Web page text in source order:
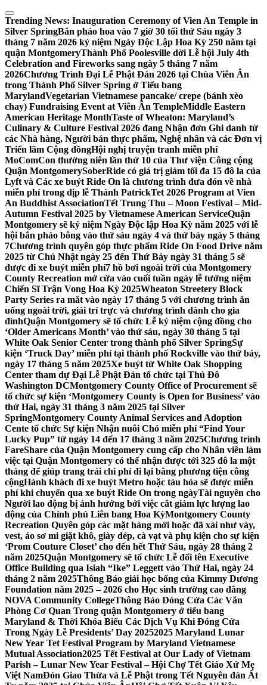
Skip
to
content
Trending News: Inauguration Ceremony of Vien An Temple in
Silver SpringBắn pháo hoa vào 7 giờ 30 tối thứ Sáu ngày 3
tháng 7 năm 2026 kỷ niệm Ngày Độc Lập Hoa Kỳ 250 năm tại
quận MontgomeryThành Phố Poolesville dời Lễ hội July 4th
Celebration and Fireworks sang ngày 5 tháng 7 năm
2026Chương Trình Đại Lễ Phật Đản 2026 tại Chùa Viên Ân
trong Thành Phố Silver Spring ở Tiểu bang
MarylandVegetarian Vietnamese pancake/ crepe (bánh xèo
chay) Fundraising Event at Viên Ân TempleMiddle Eastern
American Heritage MonthTaste of Wheaton: Maryland’s
Culinary & Culture Festival 2026 đang Nhận đơn Ghi danh từ
các Nhà hàng, Người bán thực phẩm, Nghệ nhân và các Đơn vị
Triển lãm Cộng đồngHội nghị truyện tranh miễn phí
MoComCon thường niên lần thứ 10 của Thư viện Công cộng
Quận MontgomerySoberRide có giá trị giảm tối đa 15 đô la của
Lyft và Các xe buýt Ride On là chương trình đưa đón về nhà
miễn phí trong dịp lễ Thánh PatrickTet 2026 Program at Vien
An Buddhist AssociationTết Trung Thu – Moon Festival – Mid-
Autumn Festival 2025 by Vietnamese American ServiceQuận
Montgomery sẽ kỷ niệm Ngày Độc lập Hoa Kỳ năm 2025 với lễ
hội bắn pháo bông vào thứ sáu ngày 4 và thứ bảy ngày 5 tháng
7Chương trình quyên góp thực phẩm Ride On Food Drive năm
2025 từ Chủ Nhật ngày 25 đến Thứ Bảy ngày 31 tháng 5 sẽ
được đi xe buýt miễn phí7 hồ bơi ngoài trời của Montgomery
County Recreation mở cửa vào cuối tuần ngày lễ tưởng niệm
Chiến Sĩ Trận Vong Hoa Kỳ 2025Wheaton Streetery Block
Party Series ra mắt vào ngày 17 tháng 5 với chương trình ăn
uống ngoài trời, giải trí trực và chương trình dành cho gia
đìnhQuận Montgomery sẽ tổ chức Lễ kỷ niệm cộng đồng cho
‘Older Americans Month’ vào thứ sáu, ngày 30 tháng 5 tại
White Oak Senior Center trong thành phố Silver SpringSự
kiện ‘Truck Day’ miễn phí tại thành phố Rockville vào thứ bảy,
ngày 17 tháng 5 năm 2025Xe buýt từ White Oak Shopping
Center tham dự Đại Lễ Phật Đản tổ chức tại Thủ Đô
Washington DCMontgomery County Office of Procurement sẽ
tổ chức sự kiện ‘Montgomery County is Open for Business’ vào
thứ Hai, ngày 31 tháng 3 năm 2025 tại Silver
SpringMontgomery County Animal Services and Adoption
Cente tổ chức Sự kiện Nhận nuôi Chó miễn phí “Find Your
Lucky Pup” từ ngày 14 đến 17 tháng 3 năm 2025Chương trình
FareShare của Quận Montgomery cung cấp cho Nhân viên làm
việc tại Quận Montgomery có thể nhận được tới 325 đô la một
tháng để giúp trang trải chi phí đi lại bằng phương tiện công
cộngHành khách đi xe buýt Metro hoặc tàu hỏa sẽ được miễn
phí khi chuyển qua xe buýt Ride On trong ngàyTài nguyên cho
Người lao động bị ảnh hưởng bởi việc cắt giảm lực lượng lao
động của Chính phủ Liên bang Hoa KỳMontgomery County
Recreation Quyên góp các mặt hàng mới hoặc đã xài như váy,
vest, áo sơ mi giặt khô, giày dép, cà vạt và phụ kiện cho sự kiện
‘Prom Couture Closet’ cho đến hết Thứ Sáu, ngày 28 tháng 2
năm 2025Quận Montgomery sẽ tổ chức Lễ đổi tên Executive
Office Building qua Isiah “Ike” Leggett vào Thứ Hai, ngày 24
tháng 2 năm 2025Thông Báo giải học bổng của Kimmy Dương
Foundation năm 2025 – 2026 cho Học sinh trường cao đẳng
NOVA Community CollegeThông Báo Đóng Cửa Các Văn
Phòng Cơ Quan Trong quận Montgomery ở tiểu bang
Maryland & Thời Khóa Biểu Các Dịch Vụ Khi Đóng Cửa
Trong Ngày Lễ Presidents’ Day 20252025 Maryland Lunar
New Year Tet Festival Program by Maryland Vietnamese
Mutual Association2025 Tết Festival at Our Lady of Vietnam
Parish – Lunar New Year Festival – Hội Chợ Tết Giáo Xứ Mẹ
Việt NamĐón Giao Thừa và Lễ Phật trong Tết Nguyên đán Ất